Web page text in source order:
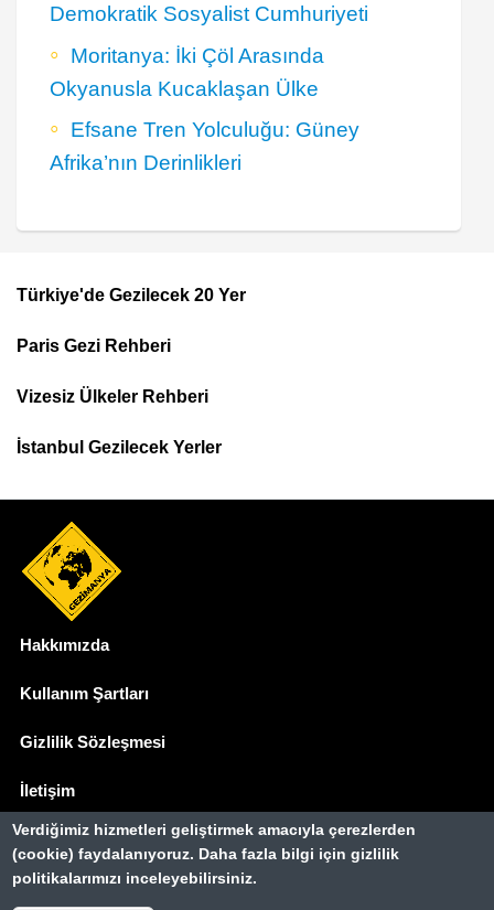
Demokratik Sosyalist Cumhuriyeti
Moritanya: İki Çöl Arasında
Okyanusla Kucaklaşan Ülke
Efsane Tren Yolculuğu: Güney
Afrika’nın Derinlikleri
Top
Menu
Türkiye'de Gezilecek 20 Yer
Paris Gezi Rehberi
Vizesiz Ülkeler Rehberi
İstanbul Gezilecek Yerler
Hakkımızda
Kullanım Şartları
Gizlilik Sözleşmesi
İletişim
Basında Biz
Gezimanya Turizm, TÜRSAB'a kayıtlı bir
Verdiğimiz hizmetleri geliştirmek amacıyla çerezlerden
(cookie) faydalanıyoruz. Daha fazla bilgi için gizlilik
politikalarımızı inceleyebilirsiniz.